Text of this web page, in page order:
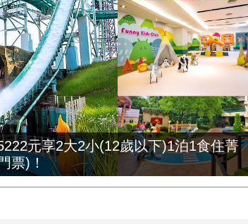
元享2大2小(12歲以下)1泊1食住菁
票)！